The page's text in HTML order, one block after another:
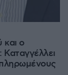
και ο
Καταγγέλλει